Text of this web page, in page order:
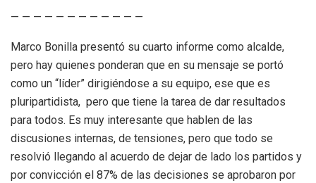
— — — — — — — — — — — —
Marco Bonilla presentó su cuarto informe como alcalde,
pero hay quienes ponderan que en su mensaje se portó
como un “líder” dirigiéndose a su equipo, ese que es
pluripartidista, pero que tiene la tarea de dar resultados
para todos. Es muy interesante que hablen de las
discusiones internas, de tensiones, pero que todo se
resolvió llegando al acuerdo de dejar de lado los partidos y
por convicción el 87% de las decisiones se aprobaron por